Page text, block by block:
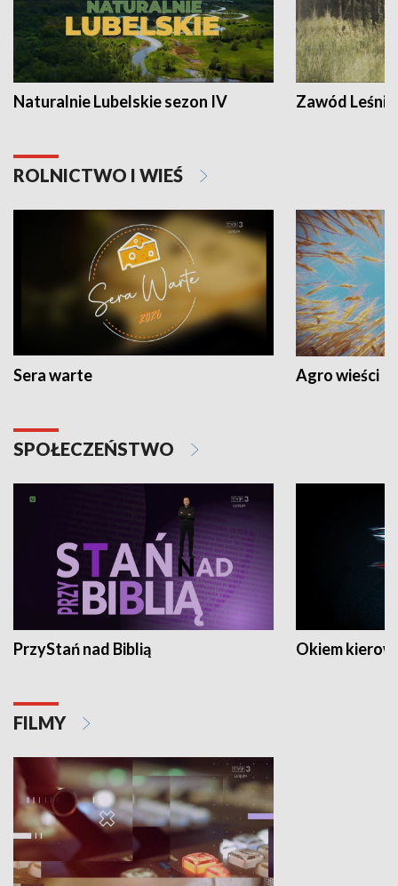
Naturalnie Lubelskie sezon IV Zawód Leśnik
ROLNICTWO I WIEŚ
Sera warte Agro wieści
SPOŁECZEŃSTWO
PrzyStań nad Biblią Okiem
FILMY